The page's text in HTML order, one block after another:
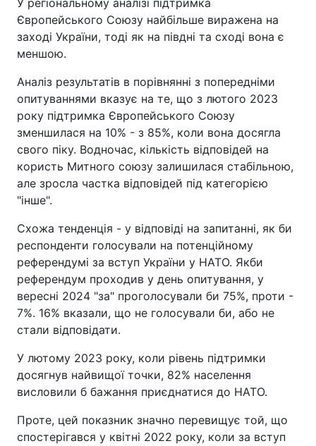
У регіональному аналізі підтримка
Європейського Союзу найбільше виражена на
заході України, тоді як на півдні та сході вона є
меншою.
Аналіз результатів в порівнянні з попередніми
опитуваннями вказує на те, що з лютого 2023
року підтримка Європейського Союзу
зменшилася на 10% - з 85%, коли вона досягла
свого піку. Водночас, кількість відповідей на
користь Митного союзу залишилася стабільною,
але зросла частка відповідей під категорією
"інше".
Схожа тенденція - у відповіді на запитанні, як би
респонденти голосували на потенційному
референдумі за вступ України у НАТО. Якби
референдум проходив у день опитування, у
вересні 2024 "за" проголосували би 75%, проти -
7%. 16% вказали, що не голосували би, або не
стали відповідати.
У лютому 2023 року, коли рівень підтримки
досягнув найвищої точки, 82% населення
висловили б бажання приєднатися до НАТО.
Проте, цей показник значно перевищує той, що
спостерігався у квітні 2022 року, коли за вступ